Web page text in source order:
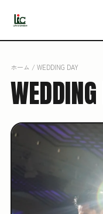
ホーム / WEDDING DAY
WEDDING